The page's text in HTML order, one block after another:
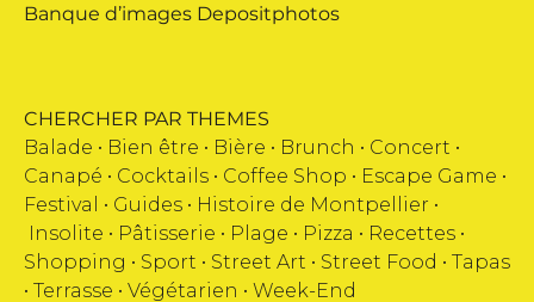
Banque d’images Depositphotos
CHERCHER PAR THEMES
Balade • Bien être • Bière • Brunch • Concert •
Canapé • Cocktails • Coffee Shop • Escape Game •
Festival
• Guides • Histoire de Montpellier •
Insolite • Pâtisserie • Plage • Pizza • Recettes •
Shopping • Sport • Street Art • Street Food • Tapas
• Terrasse • Végétarien • Week-End